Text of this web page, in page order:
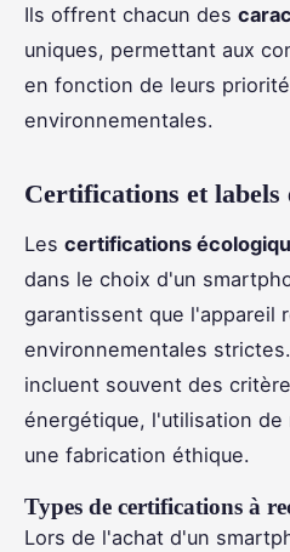
Ils offrent chacun des
uniques, permettant aux
en fonction de leurs
environnementales.
Certifications et labels
Les certifications
dans le choix d'un
garantissent que l'appareil
environnementales
incluent souvent des
énergétique, l'utilisation
une fabrication éthique.
Types de certifications à
Lors de l'achat d'un